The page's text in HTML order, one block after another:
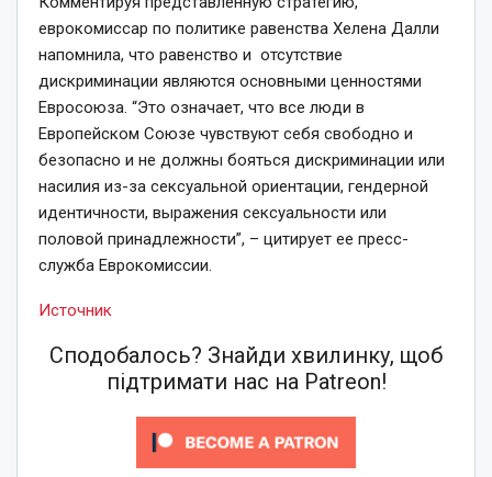
еврокомиссар по политике равенства Хелена Далли
напомнила, что равенство и отсутствие
дискриминации являются основными ценностями
Евросоюза. “Это означает, что все люди в
Европейском Союзе чувствуют себя свободно и
безопасно и не должны бояться дискриминации или
насилия из-за сексуальной ориентации, гендерной
идентичности, выражения сексуальности или
половой принадлежности”, – цитирует ее пресс-
служба Еврокомиссии.
Источник
Сподобалось? Знайди хвилинку, щоб
підтримати нас на Patreon!